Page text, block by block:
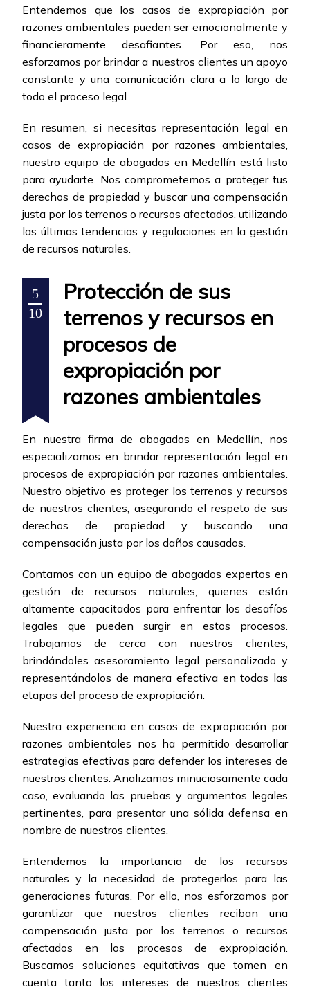
Entendemos que los casos de expropiación por
razones ambientales pueden ser emocionalmente y
financieramente desafiantes. Por eso, nos
esforzamos por brindar a nuestros clientes un apoyo
constante y una comunicación clara a lo largo de
todo el proceso legal.
En resumen, si necesitas representación legal en
casos de expropiación por razones ambientales,
nuestro equipo de abogados en Medellín está listo
para ayudarte. Nos comprometemos a proteger tus
derechos de propiedad y buscar una compensación
justa por los terrenos o recursos afectados, utilizando
las últimas tendencias y regulaciones en la gestión
de recursos naturales.
5
10
Protección de sus
terrenos y recursos en
procesos de
expropiación por
razones ambientales
En nuestra firma de abogados en Medellín, nos
especializamos en brindar representación legal en
procesos de expropiación por razones ambientales.
Nuestro objetivo es proteger los terrenos y recursos
de nuestros clientes, asegurando el respeto de sus
derechos de propiedad y buscando una
compensación justa por los daños causados.
Contamos con un equipo de abogados expertos en
gestión de recursos naturales, quienes están
altamente capacitados para enfrentar los desafíos
legales que pueden surgir en estos procesos.
Trabajamos de cerca con nuestros clientes,
brindándoles asesoramiento legal personalizado y
representándolos de manera efectiva en todas las
etapas del proceso de expropiación.
Nuestra experiencia en casos de expropiación por
razones ambientales nos ha permitido desarrollar
estrategias efectivas para defender los intereses de
nuestros clientes. Analizamos minuciosamente cada
caso, evaluando las pruebas y argumentos legales
pertinentes, para presentar una sólida defensa en
nombre de nuestros clientes.
Entendemos la importancia de los recursos
naturales y la necesidad de protegerlos para las
generaciones futuras. Por ello, nos esforzamos por
garantizar que nuestros clientes reciban una
compensación justa por los terrenos o recursos
afectados en los procesos de expropiación.
Buscamos soluciones equitativas que tomen en
cuenta tanto los intereses de nuestros clientes